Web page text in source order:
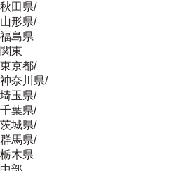
秋田県/
山形県/
福島県
関東
東京都/
神奈川県/
埼玉県/
千葉県/
茨城県/
群馬県/
栃木県